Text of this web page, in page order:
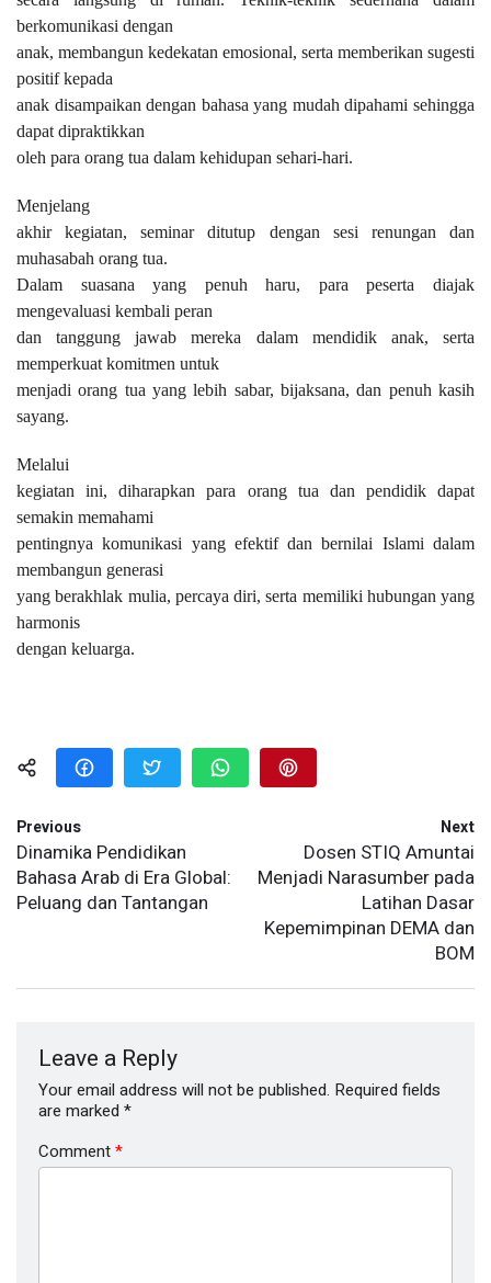
berkomunikasi dengan
anak, membangun kedekatan emosional, serta memberikan sugesti
positif kepada
anak disampaikan dengan bahasa yang mudah dipahami sehingga
dapat dipraktikkan
oleh para orang tua dalam kehidupan sehari-hari.
Menjelang
akhir kegiatan, seminar ditutup dengan sesi renungan dan
muhasabah orang tua.
Dalam suasana yang penuh haru, para peserta diajak
mengevaluasi kembali peran
dan tanggung jawab mereka dalam mendidik anak, serta
memperkuat komitmen untuk
menjadi orang tua yang lebih sabar, bijaksana, dan penuh kasih
sayang.
Melalui
kegiatan ini, diharapkan para orang tua dan pendidik dapat
semakin memahami
pentingnya komunikasi yang efektif dan bernilai Islami dalam
membangun generasi
yang berakhlak mulia, percaya diri, serta memiliki hubungan yang
harmonis
dengan keluarga.
Previous
Dinamika Pendidikan
Bahasa Arab di Era Global:
Peluang dan Tantangan
Next
Dosen STIQ Amuntai
Menjadi Narasumber pada
Latihan Dasar
Kepemimpinan DEMA dan
BOM
Leave a Reply
Your email address will not be published. Required fields
are marked *
Comment*